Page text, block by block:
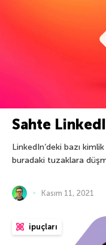
Sahte
LinkedIn’deki bazı
buradaki tuzaklara
Kasım 11, 2021
ipuçları